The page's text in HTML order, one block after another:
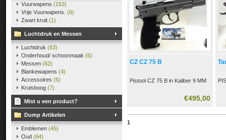
Vuurwapens (153)
Vrije Vuurwapens. (6)
Zwart kruit (1)
Luchtdruk en Messen
Luchtdruk (63)
Onderhoud/ schoonmaak (6)
Messen (62)
Blankewapens (4)
Accessoires (6)
Kruisboog (7)
Mist u een product?
Dump Artikelen
Emblemen (45)
Oud (64)
CZ CZ 75 B
Pistool CZ 75 B in Kaliber 9 MM
€495,00
1